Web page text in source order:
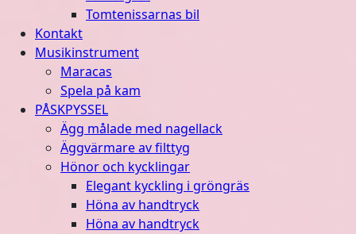
Tomtenissarnas bil
Kontakt
Musikinstrument
Maracas
Spela på kam
PÅSKPYSSEL
Ägg målade med nagellack
Äggvärmare av filttyg
Hönor och kycklingar
Elegant kyckling i gröngräs
Höna av handtryck
Höna av handtryck